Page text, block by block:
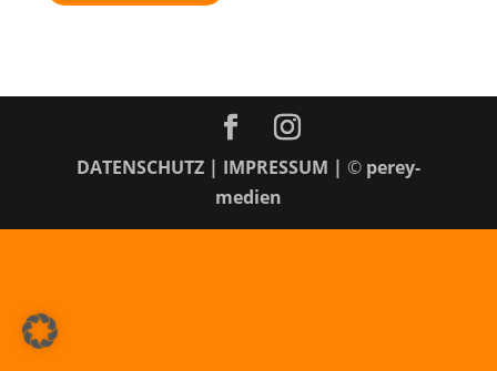
DATENSCHUTZ| IMPRESSUM | © perey-
medien